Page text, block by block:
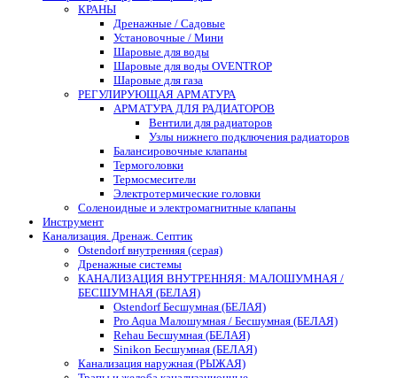
КРАНЫ
Дренажные / Садовые
Установочные / Мини
Шаровые для воды
Шаровые для воды OVENTROP
Шаровые для газа
РЕГУЛИРУЮЩАЯ АРМАТУРА
АРМАТУРА ДЛЯ РАДИАТОРОВ
Вентили для радиаторов
Узлы нижнего подключения радиаторов
Балансировочные клапаны
Термоголовки
Термосмесители
Электротермические головки
Соленоидные и электромагнитные клапаны
Инструмент
Канализация. Дренаж. Септик
Ostendorf внутренняя (серая)
Дренажные системы
КАНАЛИЗАЦИЯ ВНУТРЕННЯЯ: МАЛОШУМНАЯ /
БЕСШУМНАЯ (БЕЛАЯ)
Ostendorf Бесшумная (БЕЛАЯ)
Pro Aqua Малошумная / Бесшумная (БЕЛАЯ)
Rehau Бесшумная (БЕЛАЯ)
Sinikon Бесшумная (БЕЛАЯ)
Канализация наружная (РЫЖАЯ)